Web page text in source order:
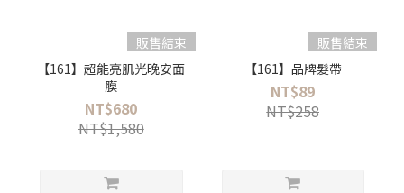
販售結束
【161】超能亮肌光晚安面
膜
NT$680
NT$1,580
販售結束
【161】品牌髮帶
NT$89
NT$258